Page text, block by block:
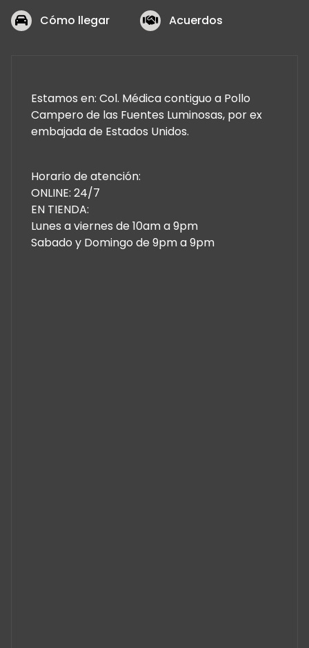
Cómo llegar Acuerdos
Estamos en: Col. Médica contiguo a Pollo
Campero de las Fuentes Luminosas, por ex
embajada de Estados Unidos.
Horario de atención:
ONLINE: 24/7
EN TIENDA:
Lunes a viernes de 10am a 9pm
Sabado y Domingo de 9pm a 9pm